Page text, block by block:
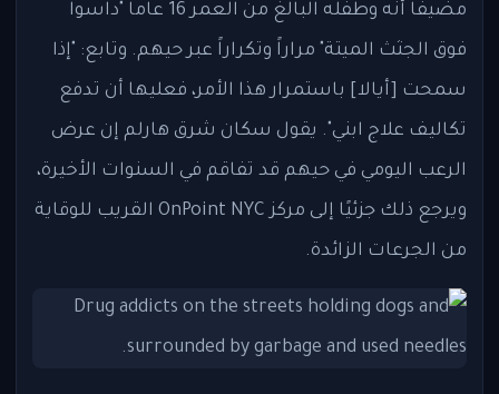
مضيفاً أنه وطفله البالغ من العمر 16 عاماً "داسوا
فوق الجثث الميتة" مراراً وتكراراً عبر حيهم. وتابع: "إذا
سمحت [أيالا] باستمرار هذا الأمر، فعليها أن تدفع
تكاليف علاج ابني". يقول سكان شرق هارلم إن عرض
الرعب اليومي في حيهم قد تفاقم في السنوات الأخيرة،
ويرجع ذلك جزئيًا إلى مركز OnPoint NYC القريب للوقاية
من الجرعات الزائدة.